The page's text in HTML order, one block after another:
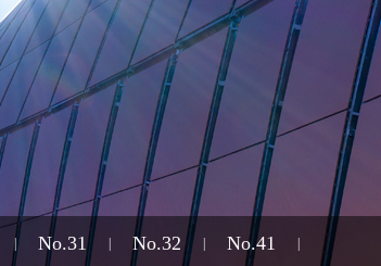
| No.31 No.32 No.41